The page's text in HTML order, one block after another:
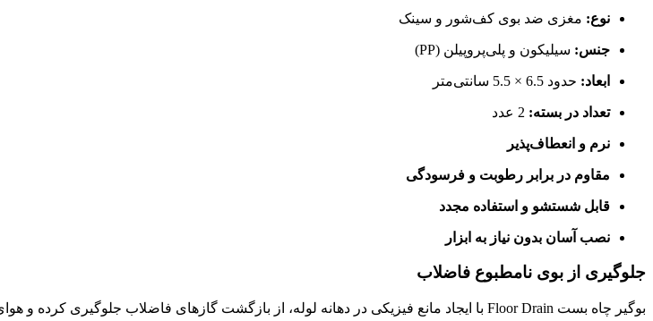
نوع: مغزی ضد بوی کف‌شور و سینک
جنس: سیلیکون و پلی‌پروپیلن (PP)
ابعاد: حدود 6.5 × 5.5 سانتی‌متر
تعداد در بسته:
نرم و انعطاف‌پذیر
مقاوم در برابر رطوبت و فرسودگی
قابل شستشو و استفاده مجدد
نصب آسان بدون نیاز به ابزار
جلوگیری از بوی نامطبوع فاضلاب
بوگیر چاه بست Floor Drain با ایجاد مانع فیزیکی در دهانه لوله، از بازگشت گازهای فاضلاب جلوگیری کرده و هوای محیط را تازه نگه می‌دارد؛ بدون نیاز به تعویض یا تعمیر سیستم لوله‌کشی.